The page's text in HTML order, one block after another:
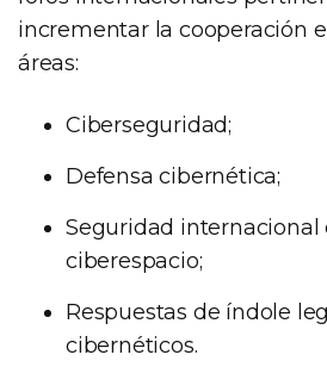
incrementar la cooperación
áreas:
Ciberseguridad;
Defensa cibernética;
Seguridad internacional
ciberespacio;
Respuestas de índole
cibernéticos.